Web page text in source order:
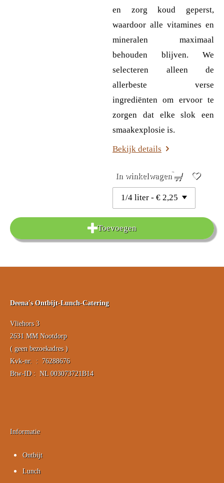
en zorg koud geperst,
waardoor alle vitamines en
mineralen maximaal
behouden blijven. We
selecteren alleen de
allerbeste verse
ingrediënten om ervoor te
zorgen dat elke slok een
smaakexplosie is.
Bekijk details
In winkelwagen
Toevoegen
Deena's Ontbijt-Lunch-Catering
Vliehors 3
2631 MM Nootdorp
( geen bezoekadres )
Kvk-nr. : 76288676
Btw-ID : NL 003073721B14
Informatie
Ontbijt
Lunch